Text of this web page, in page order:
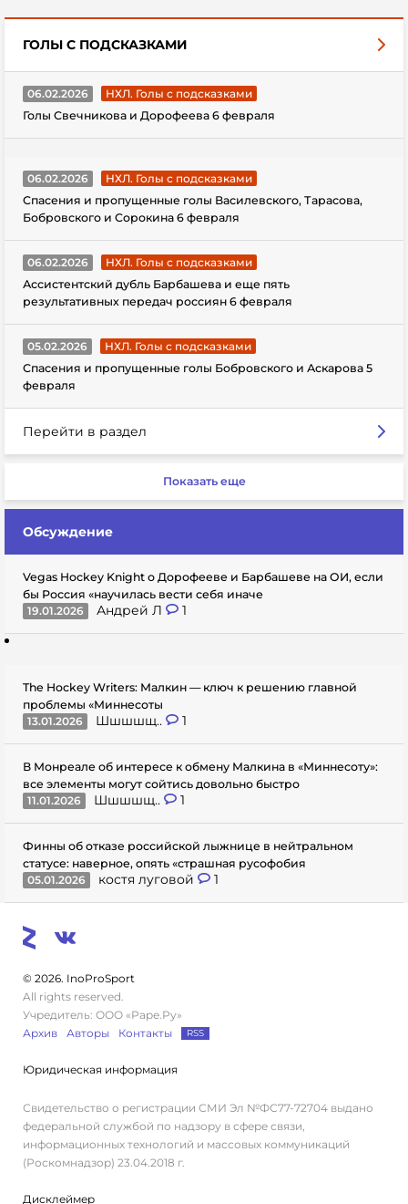
ГОЛЫ С ПОДСКАЗКАМИ
06.02.2026
НХЛ. Голы с подсказками
Голы Свечникова и Дорофеева 6 февраля
06.02.2026
НХЛ. Голы с подсказками
Спасения и пропущенные голы Василевского, Тарасова,
Бобровского и Сорокина 6 февраля
06.02.2026
НХЛ. Голы с подсказками
Ассистентский дубль Барбашева и еще пять
результативных передач россиян 6 февраля
05.02.2026
НХЛ. Голы с подсказками
Спасения и пропущенные голы Бобровского и Аскарова 5
февраля
Перейти в раздел
Показать еще
Обсуждение
Vegas Hockey Knight о Дорофееве и Барбашеве на ОИ, если
бы Россия «научилась вести себя иначе
19.01.2026
Андрей Л 1
The Hockey Writers: Малкин — ключ к решению главной
проблемы «Миннесоты
13.01.2026
Шшшшщ.. 1
В Монреале об интересе к обмену Малкина в «Миннесоту»:
все элементы могут сойтись довольно быстро
11.01.2026
Шшшшщ.. 1
Финны об отказе российской лыжнице в нейтральном
статусе: наверное, опять «страшная русофобия
05.01.2026
костя луговой 1
© 2026. InoProSport
All rights reserved.
Учредитель: ООО «Раре.Ру»
Архив
Авторы Контакты RSS
Юридическая информация
Свидетельство о регистрации СМИ Эл №ФС77-72704 выдано
федеральной службой по надзору в сфере связи,
информационных технологий и массовых коммуникаций
(Роскомнадзор) 23.04.2018 г.
Дисклеймер